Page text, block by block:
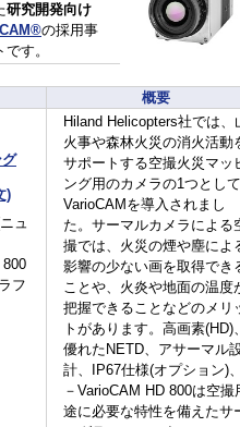
研究開発向け
の採用事
す。
概要
)
ュ
フ
Hiland Helicopters社では、
火事や森林火災の消火活動
サポートする空撮火災マッ
ング用のカメラの1つとして
VarioCAMを導入されまし
た。サーマルカメラによる
撮では、火災の煙や塵によ
影響の少ない画を取得でき
ことや、火炎や地面の温度
把握できることなどのメリ
トがあります。高画素(HD)
優れたNETD、アサーマル
計、IP67仕様(オプション)
－VarioCAM HD 800は空撮
途に必要な特性を備えたサ